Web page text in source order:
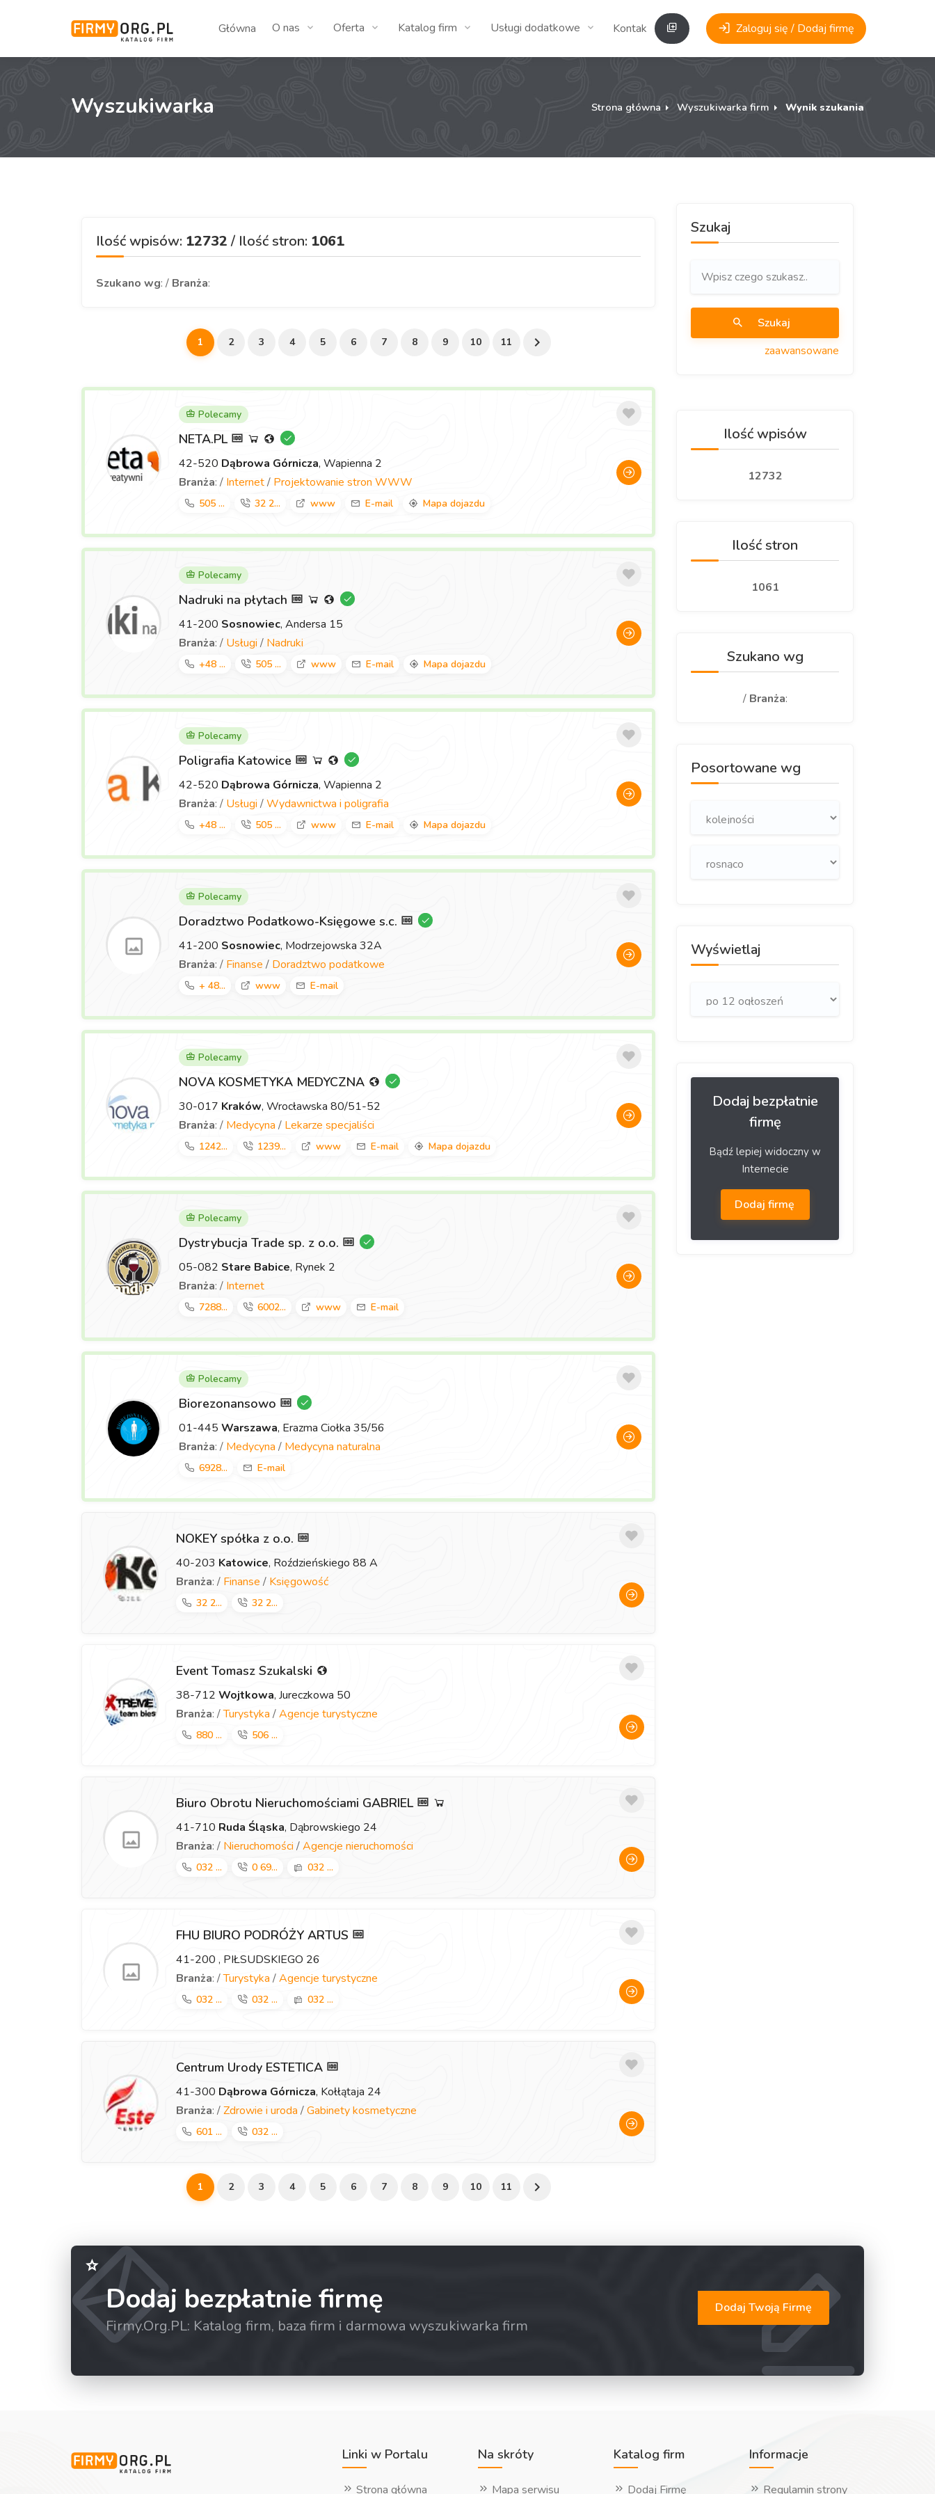
Główna O nas Oferta Katalog firm Usługi dodatkowe Kontakt Zaloguj się / Dodaj firmę
Wyszukiwarka Strona główna Wyszukiwarka firm Wynik szukania
Ilość wpisów: 12732 / Ilość stron: 1061
Szukano wg: / Branża:
1 2 3 4 5 6 7 8 9 10 11
Polecamy
NETA.PL
42-520 Dąbrowa Górnicza, Wapienna 2
Branża: / Internet/ Projektowanie stron WWW
505 ... 32 2... www E-mail Mapa dojazdu
Polecamy
Nadruki na płytach
41-200 Sosnowiec, Andersa 15
Branża: / Usługi / Nadruki
+48 ... 505 ... www E-mail Mapa dojazdu
Polecamy
Poligrafia Katowice
42-520 Dąbrowa Górnicza, Wapienna 2
Branża: / Usługi /Wydawnictwa i poligrafia
+48 ... 505 ... www E-mail Mapa dojazdu
Polecamy
Doradztwo Podatkowo-Księgowe s.c.
41-200 Sosnowiec, Modrzejowska 32A
Branża: / Finanse / Doradztwo podatkowe
+ 48... www E-mail
Polecamy
NOVA KOSMETYKA MEDYCZNA
30-017 Kraków, Wrocławska 80/51-52
Branża: / Medycyna / Lekarze specjaliści
1242... 1239... www E-mail Mapa dojazdu
Polecamy
Dystrybucja Trade sp. z o.o.
05-082 Stare Babice, Rynek 2
Branża: / Internet
7288... 6002... www E-mail
Polecamy
Biorezonansowo
01-445 Warszawa, Erazma Ciołka 35/56
Branża: / Medycyna / Medycyna naturalna
6928... E-mail
NOKEY spółka z o.o.
40-203 Katowice, Roździeńskiego 88 A
Branża: / Finanse / Księgowość
32 2... 32 2...
Event Tomasz Szukalski
38-712 Wojtkowa, Jureczkowa 50
Branża: /Turystyka /Agencje turystyczne
880 ... 506 ...
Biuro Obrotu Nieruchomościami GABRIEL
41-710 Ruda Śląska, Dąbrowskiego 24
Branża: / Nieruchomości /Agencje nieruchomości
032 ... 0 69... 032 ...
FHU BIURO PODRÓŻY ARTUS
41-200 , PIŁSUDSKIEGO 26
Branża: /Turystyka /Agencje turystyczne
032 ... 032 ... 032 ...
Centrum Urody ESTETICA
41-300 Dąbrowa Górnicza, Kołłątaja 24
Branża: /Zdrowie i uroda /Gabinety kosmetyczne
601 ... 032 ...
1 2 3 4 5 6 7 8 9 10 11
Szukaj
Szukaj
zaawansowane
Ilość wpisów
12732
Ilość stron
1061
Szukano wg
/ Branża:
Posortowane wg
Wyświetlaj
Dodaj bezpłatnie
firmę
Bądź lepiej widoczny w
Internecie
Dodaj firmę
Dodaj bezpłatnie firmę
Firmy.Org.PL: Katalog firm, baza firm i darmowa wyszukiwarka firm
Dodaj Twoją Firmę
Linki w Portalu
Strona główna
Na skróty
Mapa serwisu
Katalog firm
Dodaj Firmę
Informacje
Regulamin strony